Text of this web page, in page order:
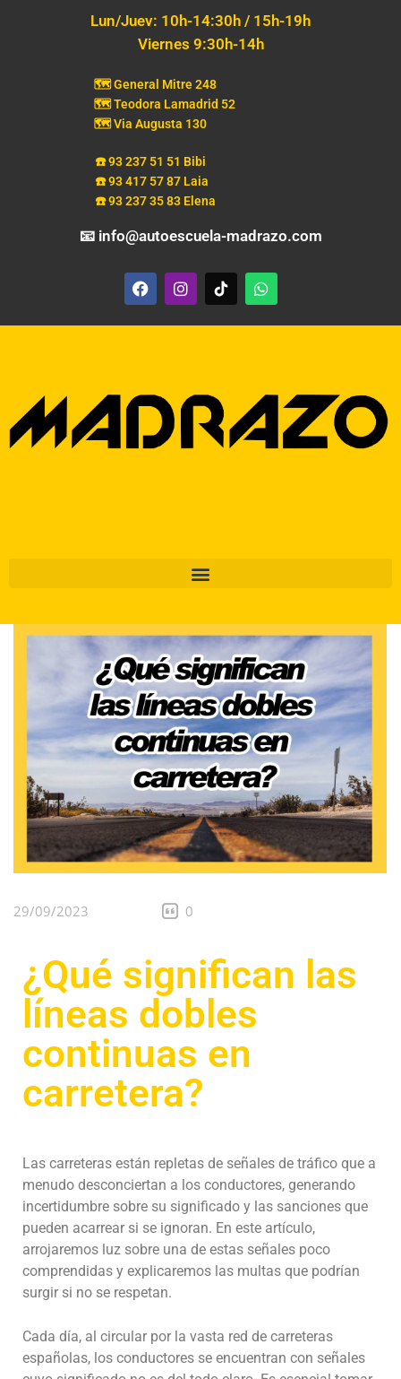
Lun/Juev: 10h-14:30h / 15h-19h
Viernes 9:30h-14h
🗺️ General Mitre 248
🗺️ Teodora Lamadrid 52
🗺️ Via Augusta 130
☎️ 93 237 51 51 Bibi
☎️ 93 417 57 87 Laia
☎️ 93 237 35 83 Elena
📧 info@autoescuela-madrazo.com
29/09/2023 0
¿Qué significan las
líneas dobles
continuas en
carretera?
Las carreteras están repletas de señales de tráfico que a
menudo desconciertan a los conductores, generando
incertidumbre sobre su significado y las sanciones que
pueden acarrear si se ignoran. En este artículo,
arrojaremos luz sobre una de estas señales poco
comprendidas y explicaremos las multas que podrían
surgir si no se respetan.
Cada día, al circular por la vasta red de carreteras
españolas, los conductores se encuentran con señales